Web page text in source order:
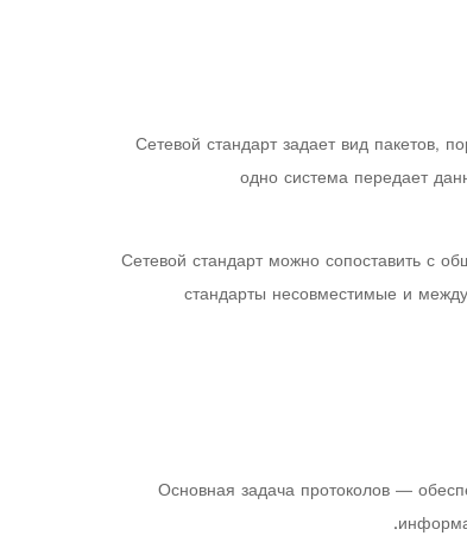
Сетевой стандарт задает вид пакетов,
одно система передает
Сетевой стандарт можно сопоставить с
стандарты несовместимые и
Основная задача протоколов —